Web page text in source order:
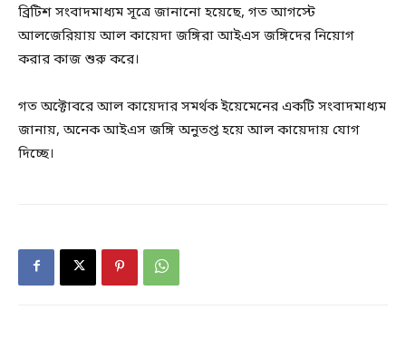
ব্রিটিশ সংবাদমাধ্যম সূত্রে জানানো হয়েছে, গত আগস্টে
আলজেরিয়ায় আল কায়েদা জঙ্গিরা আইএস জঙ্গিদের নিয়োগ
করার কাজ শুরু করে।
গত অক্টোবরে আল কায়েদার সমর্থক ইয়েমেনের একটি সংবাদমাধ্যম
জানায়, অনেক আইএস জঙ্গি অনুতপ্ত হয়ে আল কায়েদায় যোগ
দিচ্ছে।